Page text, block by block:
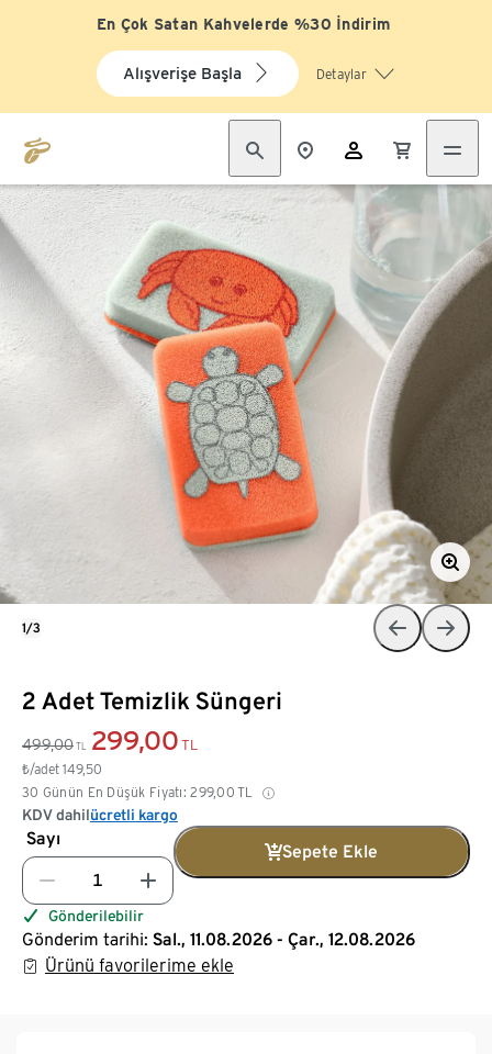
En Çok Satan Kahvelerde %30 İndirim
Alışverişe Başla Detaylar
2 Adet Temizlik Süngeri
499,00 TL 299,00 TL
₺/adet 149,50
30 Günün En Düşük Fiyatı: 299,00 TL
KDV dahilücretli kargo
Sayı
Sepete Ekle
Gönderilebilir
Gönderim tarihi: Sal., 11.08.2026 - Çar., 12.08.2026
Ürünü favorilerime ekle
1/3